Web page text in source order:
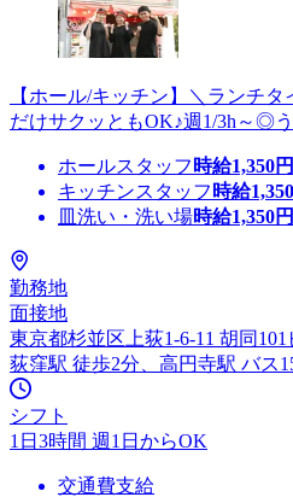
【ホール/キッチン】＼ランチ
だけサクッともOK♪週1/3h～◎
ホールスタッフ 時給1,350
キッチンスタッフ 時給1,350
皿洗い・洗い場時給1,350
勤務地
面接地
東京都杉並区上荻1-6-11 胡同101
荻窪駅 徒歩2分、高円寺駅 バス
シフト
1日3時間 週1日からOK
交通費支給